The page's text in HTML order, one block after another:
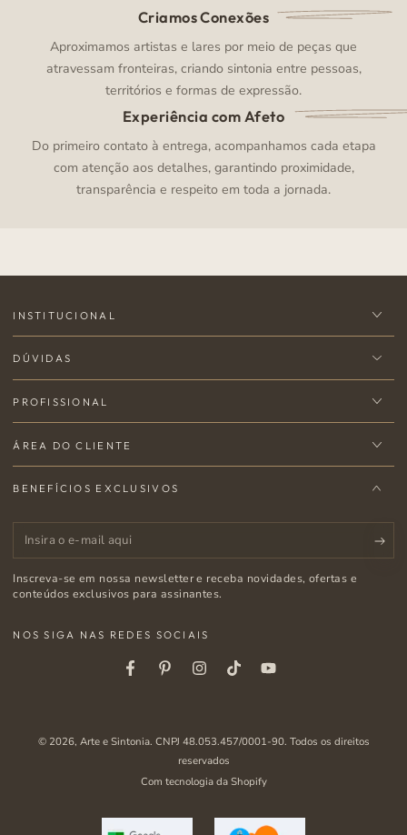
Criamos Conexões
Aproximamos artistas e lares por meio de peças que
atravessam fronteiras, criando sintonia entre pessoas,
territórios e formas de expressão.
Experiência com Afeto
Do primeiro contato à entrega, acompanhamos cada etapa
com atenção aos detalhes, garantindo proximidade,
transparência e respeito em toda a jornada.
INSTITUCIONAL
DÚVIDAS
PROFISSIONAL
ÁREA DO CLIENTE
BENEFÍCIOS EXCLUSIVOS
Insira
o
e-
Inscreva-se em nossa newsletter e receba novidades, ofertas e
conteúdos exclusivos para assinantes.
NOS SIGA NAS REDES SOCIAIS
FacebookPinterestInstagramTiktokYoutube
© 2026, Arte e Sintonia. CNPJ 48.053.457/0001-90. Todos os direitos
reservados
Com tecnologia da Shopify